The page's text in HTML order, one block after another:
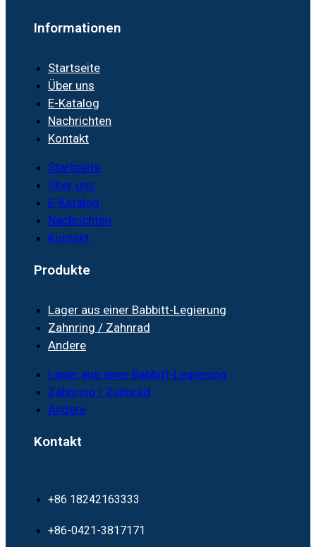
Informationen
Startseite
Über uns
E-Katalog
Nachrichten
Kontakt
Startseite
Über uns
E-Katalog
Nachrichten
Kontakt
Produkte
Lager aus einer Babbitt-Legierung
Zahnring / Zahnrad
Andere
Lager aus einer Babbitt-Legierung
Zahnring / Zahnrad
Andere
Kontakt
+86 18242163333
+86-0421-3817171